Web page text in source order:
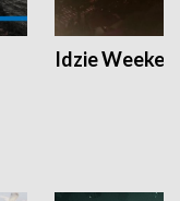
Idzie